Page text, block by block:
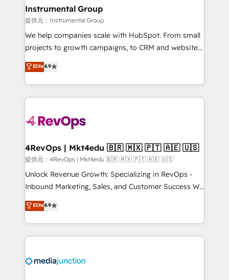
solve both.
Premier Partner 2023 🌟5 HubSpot Accreditations 🌟
Won HubSpot Theme Challenge 2021 🌟INBOUND’19
HubSpot Rising Star Why us? Harnessing the full
potential of the powerful HubSpot CRM. ✔️A team of
HubSpot experts backed by over 10+ years of
HubSpot experience ✔️Flexible pricing models —
Hourly-fee (assigned one Dedicated HubSpot
Admin); Monthly-fee (HubSpot Admin + Project
requirement). ✔️Helped over 25,000+ customers so
on-demand bundle services. Connect with us today!
Instrumental Group
提供元：Instrumental Group
We help companies scale with HubSpot. From small
projects to growth campaigns, to CRM and websites.
Hire an agency that's experienced in every inch of
HubSpot and willing to work hand-in-hand with your
team to simplify the complex and build a better
experience for your team and customers.
Elite4.9
4RevOps | Mkt4edu 🇧🇷 🇲🇽 🇵🇹 🇦🇪 🇺🇸
提供元：4RevOps | Mkt4edu 🇧🇷 🇲🇽 🇵🇹 🇦🇪 🇺🇸
Unlock Revenue Growth: Specializing in RevOps -
Inbound Marketing, Sales, and Customer Success We
specialize in driving revenue growth for companies
across industries through tailored marketing, sales,
and customer success strategies, utilizing RevOps
methodologies. As Latin America's largest HubSpot
offer unparalleled insights. Operating in five
Elite4.9